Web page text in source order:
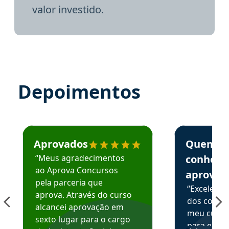
valor investido.
Depoimentos
Estudante José recomenda o Aprova Concursos em
Aprovados
“Meus agradecimentos
ao Aprova Concursos
pela parceria que
aprova. Através do curso
alcancei aprovação em
sexto lugar para o cargo
Estudante
Quem
aprova
dos
meu
para